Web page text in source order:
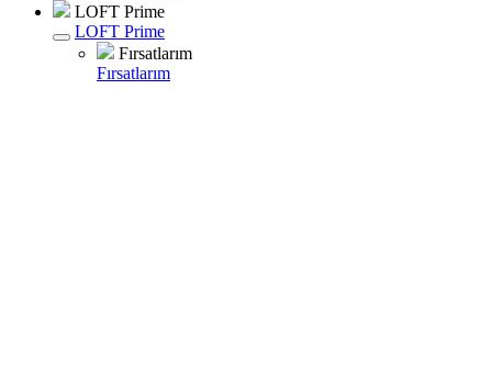
LOFT Prime
LOFT Prime
Fırsatlarım
Fırsatlarım